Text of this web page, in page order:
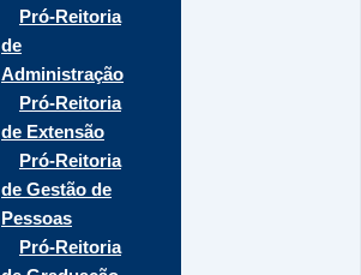
Pró-Reitoria
de
Administração
Pró-Reitoria
de Extensão
Pró-Reitoria
de Gestão de
Pessoas
Pró-Reitoria